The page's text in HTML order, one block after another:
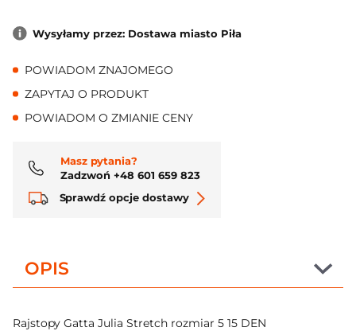
Wysyłamy przez: Dostawa miasto Piła
POWIADOM ZNAJOMEGO
ZAPYTAJ O PRODUKT
POWIADOM O ZMIANIE CENY
Masz pytania?
Zadzwoń +48 601 659 823
Sprawdź opcje dostawy
OPIS
Rajstopy Gatta Julia Stretch rozmiar 5 15 DEN